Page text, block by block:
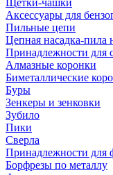
Щетки-чашки
Аксессуары для
Пильные цепи
Цепная насадка-
Принадлежности для
Алмазные коронки
Биметаллические
Буры
Зенкеры и зенковки
Зубило
Пики
Сверла
Принадлежности для
Борфрезы по металлу